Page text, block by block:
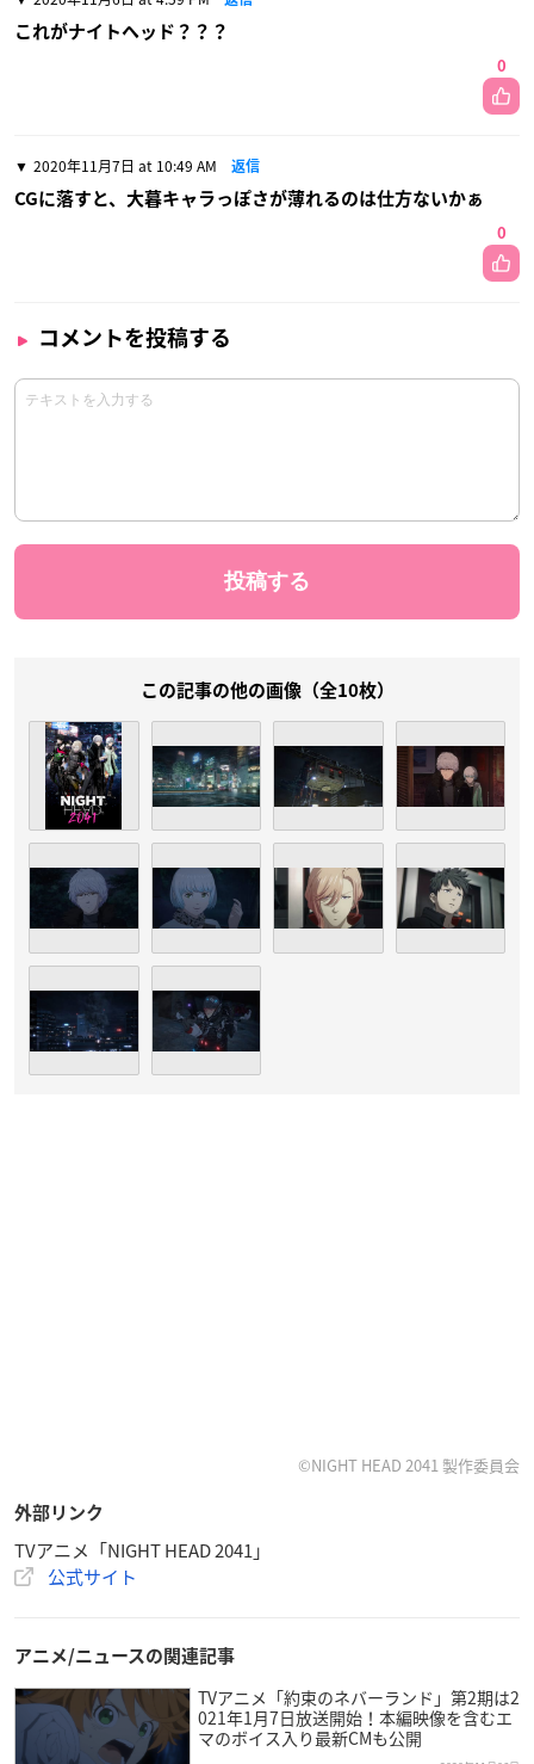
これがナイトヘッド？？？
0
2020年11月7日 at 10:49 AM 返信
CGに落すと、大暮キャラっぽさが薄れるのは仕方ないかぁ
0
コメントを投稿する
この記事の他の画像（全10枚）
©NIGHT HEAD 2041 製作委員会
外部リンク
TVアニメ「NIGHT HEAD 2041」
公式サイト
アニメ/ニュースの関連記事
TVアニメ「約束のネバーランド」第2期は2
021年1月7日放送開始！本編映像を含むエ
マのボイス入り最新CMも公開